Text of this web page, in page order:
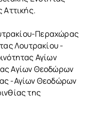
Αττικής.
Περαχώρας
Λουτρακίου -
Αγίων
Αγίων Θεοδώρων
-Αγίων Θεοδώρων
της